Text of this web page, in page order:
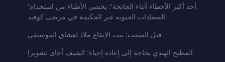
'أحد أكبر الأخطاء أثناء الجائحة': يخشى الأطباء من استخدام
المضادات الحيوية غير الحكيمة في مرضى كوفيد
قبل الصمت: بيت الإيقاع ملاذ لعشاق الموسيقى
المطبخ الهندي بحاجة إلى إعادة إحياء: الشيف أجاي تشوبرا